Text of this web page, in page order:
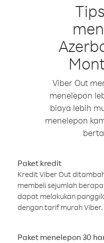
Viber Out
menelepon
biaya lebih
menelepon
Paket kredit
Kredit Viber Out
membeli sejumlah
dapat melakukan
dengan tarif murah Viber.
Paket menelepon 30